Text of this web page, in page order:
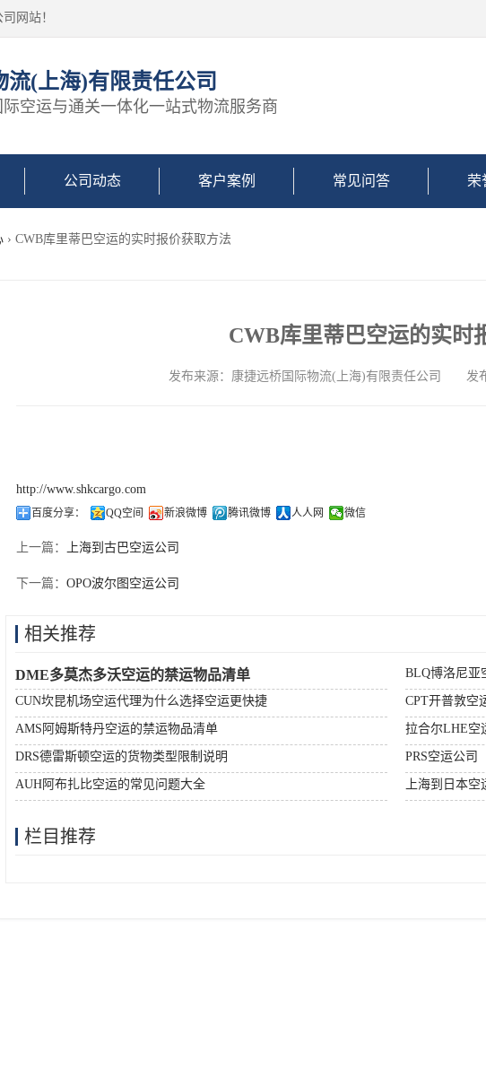
网站！
流(上海)有限责任公司
空运与通关一体化一站式物流服务商
公司动态 客户案例 常见问答 荣
› CWB库里蒂巴空运的实时报价获取方法
CWB库里蒂巴空运的实时
发布来源：康捷远桥国际物流(上海)有限责任公司
http://www.shkcargo.com
百度分享： QQ空间 新浪微博 腾讯微博 人人网 微信
上一篇： 上海到古巴空运公司
下一篇： OPO波尔图空运公司
相关推荐
DME多莫杰多沃空运的禁运物品清单 BLQ博洛尼亚
CUN坎昆机场空运代理为什么选择空运更快捷 CPT开普敦空
AMS阿姆斯特丹空运的禁运物品清单 拉合尔LHE空
DRS德雷斯顿空运的货物类型限制说明 PRS空运公司
AUH阿布扎比空运的常见问题大全 上海到日本空
栏目推荐